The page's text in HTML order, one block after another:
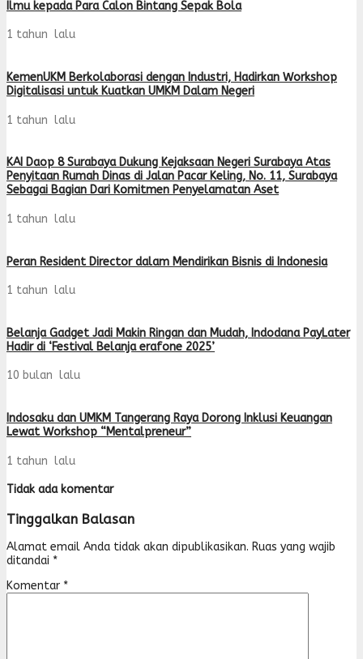
Ilmu kepada Para Calon Bintang Sepak Bola
1 tahun lalu
KemenUKM Berkolaborasi dengan Industri, Hadirkan Workshop
Digitalisasi untuk Kuatkan UMKM Dalam Negeri
1 tahun lalu
KAI Daop 8 Surabaya Dukung Kejaksaan Negeri Surabaya Atas
Penyitaan Rumah Dinas di Jalan Pacar Keling, No. 11, Surabaya
Sebagai Bagian Dari Komitmen Penyelamatan Aset
1 tahun lalu
Peran Resident Director dalam Mendirikan Bisnis di Indonesia
1 tahun lalu
Belanja Gadget Jadi Makin Ringan dan Mudah, Indodana PayLater
Hadir di ‘Festival Belanja erafone 2025’
10 bulan lalu
Indosaku dan UMKM Tangerang Raya Dorong Inklusi Keuangan
Lewat Workshop “Mentalpreneur”
1 tahun lalu
Tidak ada komentar
Tinggalkan Balasan
Alamat email Anda tidak akan dipublikasikan. Ruas yang wajib
ditandai *
Komentar *